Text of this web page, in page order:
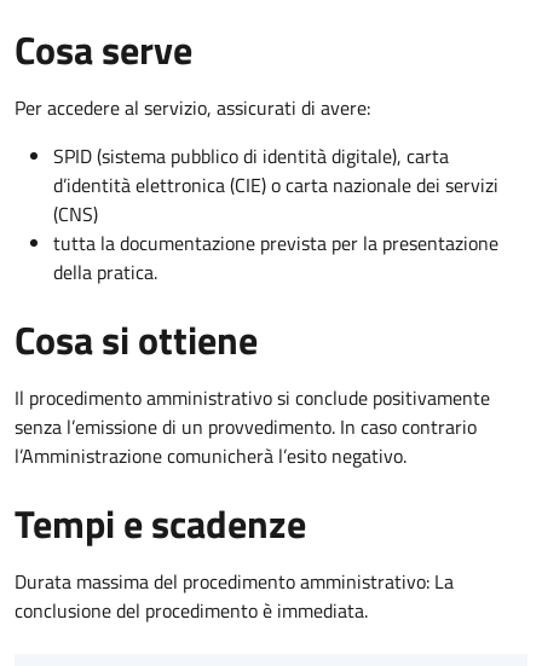
Cosa serve
Per accedere al servizio, assicurati di avere:
SPID (sistema pubblico di identità digitale), carta
d’identità elettronica (CIE) o carta nazionale dei servizi
(CNS)
tutta la documentazione prevista per la presentazione
della pratica.
Cosa si ottiene
Il procedimento amministrativo si conclude positivamente
senza l’emissione di un provvedimento. In caso contrario
l’Amministrazione comunicherà l’esito negativo.
Tempi e scadenze
Durata massima del procedimento amministrativo: La
conclusione del procedimento è immediata.